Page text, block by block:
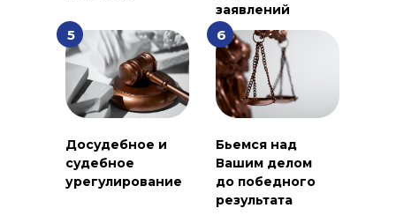
заявлений
Досудебное и
судебное
урегулирование
Бьемся над
Вашим делом
до победного
результата
5 6